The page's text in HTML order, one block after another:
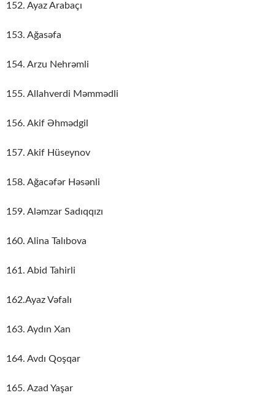
152. Ayaz Arabaçı
153. Ağasəfa
154. Arzu Nehrəmli
155. Allahverdi Məmmədli
156. Akif Əhmədgil
157. Akif Hüseynov
158. Ağacəfər Həsənli
159. Aləmzar Sadıqqızı
160. Alina Talıbova
161. Abid Tahirli
162.Ayaz Vəfalı
163. Aydın Xan
164. Avdı Qoşqar
165. Azad Yaşar